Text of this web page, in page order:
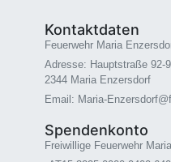
Kontaktdaten
Feuerwehr Maria
Adresse: Hauptstraße 92-
2344 Maria Enzersdorf
Email: Maria-
Spendenkonto
Freiwillige Feuerwehr